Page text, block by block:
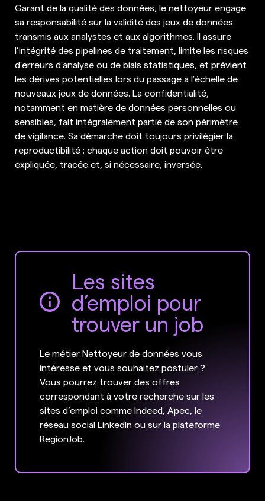
Garant de la qualité des données, le nettoyeur engage
sa responsabilité sur la validité des jeux de données
transmis aux analystes et aux algorithmes. Il assure
l’intégrité des pipelines de traitement, limite les risques
d’erreurs d’analyse ou de biais statistiques, et prévient
les dérives potentielles lors du passage à l’échelle de
nouveaux jeux de données. La confidentialité,
notamment en matière de données personnelles ou
sensibles, fait intégralement partie de son périmètre
de vigilance. Sa démarche doit toujours privilégier la
reproductibilité : chaque action doit pouvoir être
expliquée, tracée et, si nécessaire, inversée.
Les sites
d’emploi pour
trouver un job
Le métier Nettoyeur de données vous
intéresse et vous souhaitez postuler ?
Vous pourrez trouver des offres
correspondant à votre recherche sur les
sites d’emploi comme Indeed, Apec, le
réseau social LinkedIn ou sur la plateforme
RegionJob.